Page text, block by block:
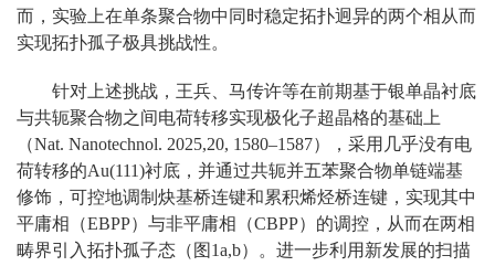
而，实验上在单条聚合物中同时稳定拓扑迥异的两个相从而
实现拓扑孤子极具挑战性。
针对上述挑战，王兵、马传许等在前期基于银单晶衬底
与共轭聚合物之间电荷转移实现极化子超晶格的基础上
（Nat. Nanotechnol. 2025,20, 1580–1587），采用几乎没有电
荷转移的Au(111)衬底，并通过共轭并五苯聚合物单链端基
修饰，可控地调制炔基桥连键和累积烯烃桥连键，实现其中
平庸相（EBPP）与非平庸相（CBPP）的调控，从而在两相
畴界引入拓扑孤子态（图1a,b）。进一步利用新发展的扫描